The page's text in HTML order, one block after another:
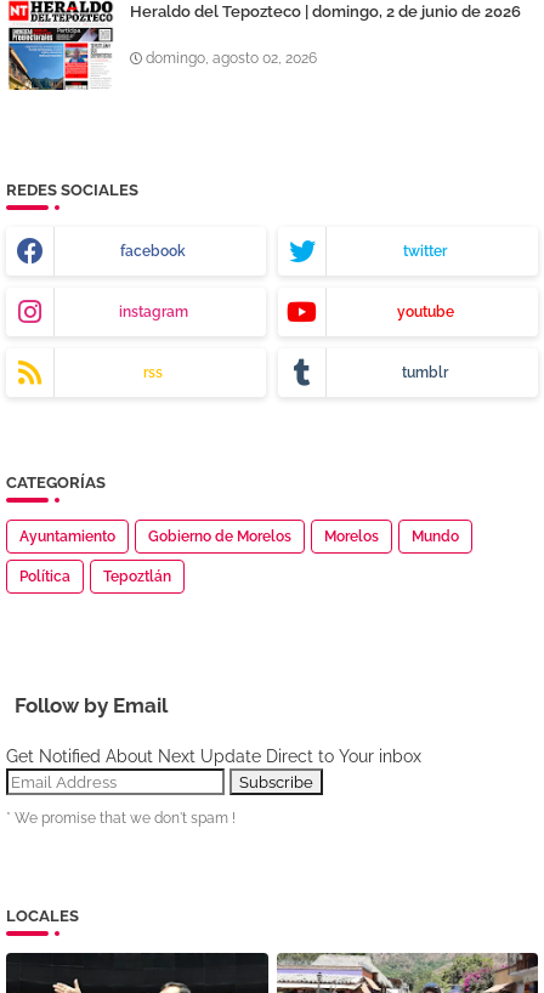
Heraldo del Tepozteco | domingo, 2 de junio de 2026
domingo, agosto 02, 2026
REDES SOCIALES
facebook twitter
instagram youtube
rss tumblr
CATEGORÍAS
Ayuntamiento Gobierno de Morelos Morelos Mundo
Política Tepoztlán
Follow by Email
Get Notified About Next Update Direct to Your inbox
* We promise that we don't spam !
LOCALES